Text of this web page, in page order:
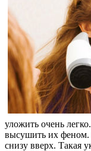
уложить очень
высушить их феном.
снизу вверх. Такая